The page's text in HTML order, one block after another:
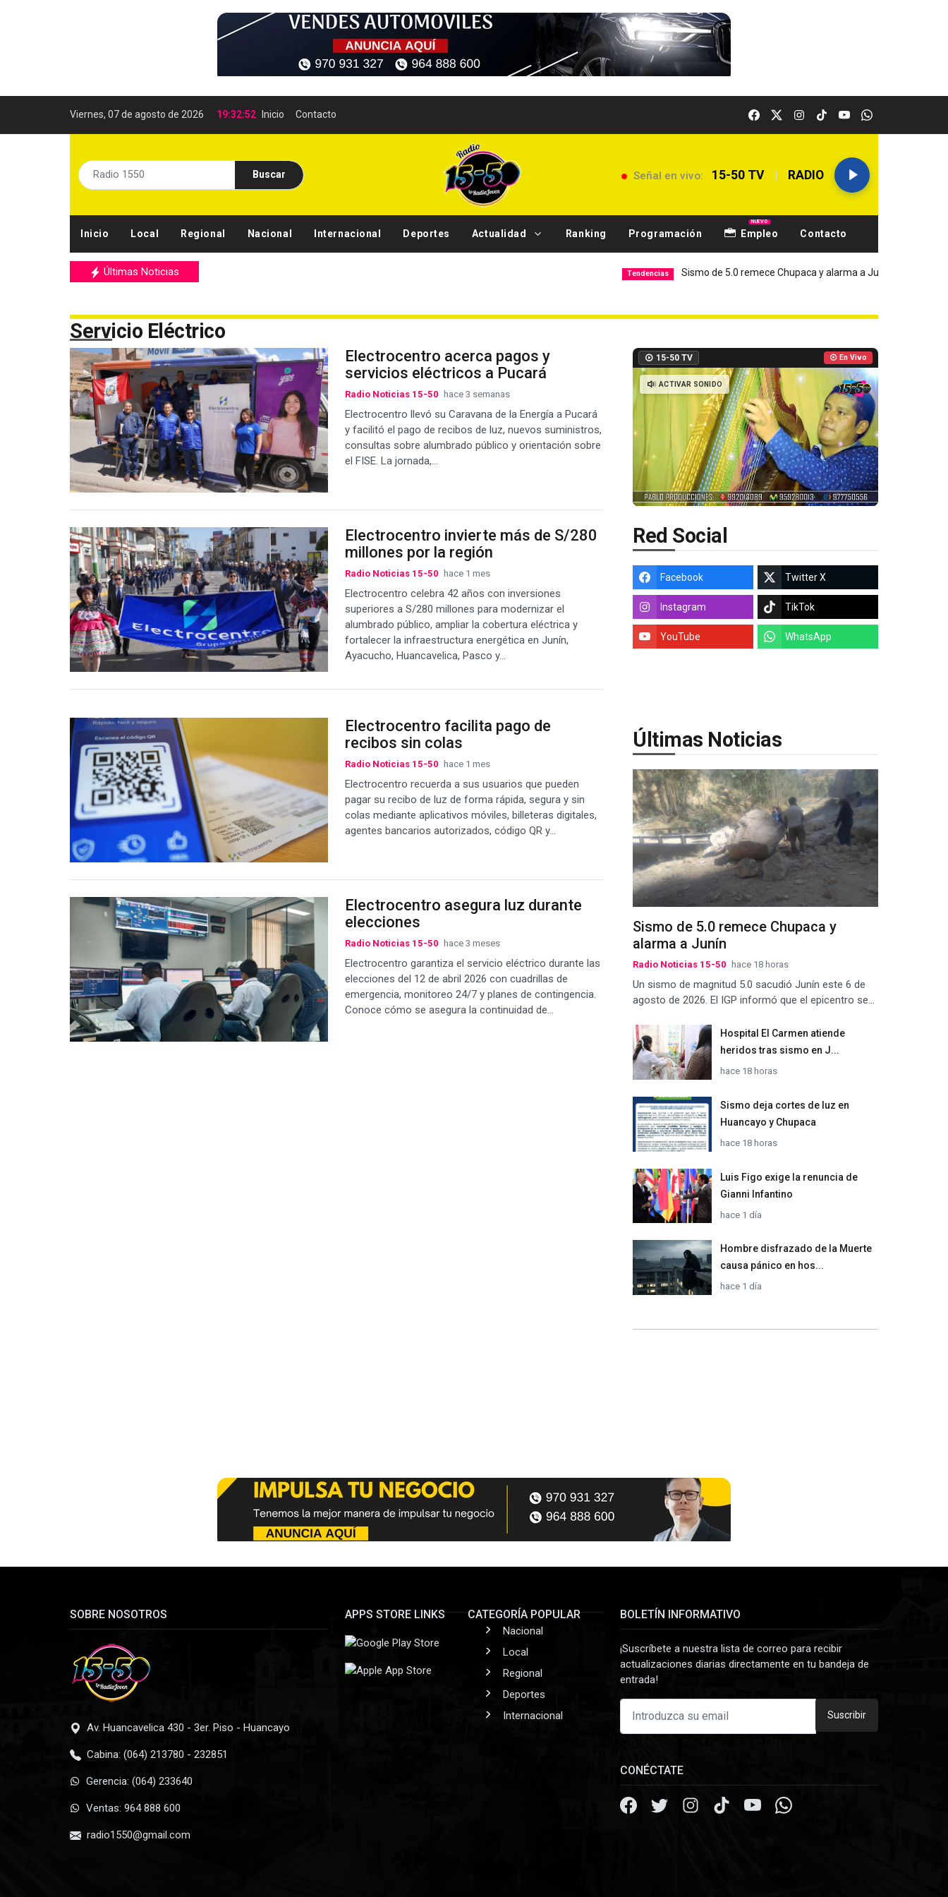
Viernes, 07 de agosto de 2026 19:32:52 Inicio Contacto
Buscar Señal en vivo: 15-50 TV | RADIO
Inicio Local Regional Nacional Internacional Deportes Actualidad Ranking Programación Empleo
NUEVO
Contacto
Últimas Noticias Sismo de 5.0 remece Chupaca y alarma a Junín Local
Servicio Eléctrico
Electrocentro acerca pagos y
servicios eléctricos a Pucará
Radio Noticias 15-50 hace 3 semanas
Electrocentro llevó su Caravana de la Energía a Pucará
y facilitó el pago de recibos de luz, nuevos suministros,
consultas sobre alumbrado público y orientación sobre
el FISE. La jornada,...
Electrocentro invierte más de S/280
millones por la región
Radio Noticias 15-50 hace 1 mes
Electrocentro celebra 42 años con inversiones
superiores a S/280 millones para modernizar el
alumbrado público, ampliar la cobertura eléctrica y
fortalecer la infraestructura energética en Junín,
Ayacucho, Huancavelica, Pasco y...
Electrocentro facilita pago de
recibos sin colas
Radio Noticias 15-50 hace 1 mes
Electrocentro recuerda a sus usuarios que pueden
pagar su recibo de luz de forma rápida, segura y sin
colas mediante aplicativos móviles, billeteras digitales,
agentes bancarios autorizados, código QR y...
Electrocentro asegura luz durante
elecciones
Radio Noticias 15-50 hace 3 meses
Electrocentro garantiza el servicio eléctrico durante las
elecciones del 12 de abril 2026 con cuadrillas de
emergencia, monitoreo 24/7 y planes de contingencia.
Conoce cómo se asegura la continuidad de...
15-50 TV En Vivo
ACTIVAR SONIDO
Red Social
Facebook Twitter X
Instagram TikTok
YouTube WhatsApp
Últimas Noticias
Sismo de 5.0 remece Chupaca y
alarma a Junín
Radio Noticias 15-50 hace 18 horas
Un sismo de magnitud 5.0 sacudió Junín este 6 de
agosto de 2026. El IGP informó que el epicentro se...
Hospital El Carmen atiende
heridos tras sismo en J...
hace 18 horas
Sismo deja cortes de luz en
Huancayo y Chupaca
hace 18 horas
Luis Figo exige la renuncia de
Gianni Infantino
hace 1 día
Hombre disfrazado de la Muerte
causa pánico en hos...
hace 1 día
SOBRE NOSOTROS
Av. Huancavelica 430 - 3er. Piso - Huancayo
Cabina: (064) 213780 - 232851
Gerencia: (064) 233640
Ventas: 964 888 600
radio1550@gmail.com
APPS STORE LINKS CATEGORÍA POPULAR
Nacional
Local
Regional
Deportes
Internacional
BOLETÍN INFORMATIVO
¡Suscríbete a nuestra lista de correo para recibir
actualizaciones diarias directamente en tu bandeja de
entrada!
Suscribir
CONÉCTATE